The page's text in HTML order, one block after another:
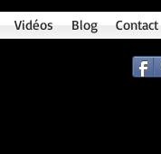
Vidéos Blog Contact